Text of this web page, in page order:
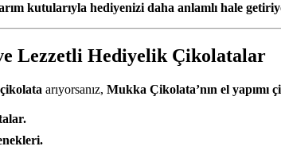
kutularıyla hediyenizi daha anlamlı hale
Lezzetli Hediyelik Çikolatalar
arıyorsanız, Mukka Çikolata’nın el yapımı